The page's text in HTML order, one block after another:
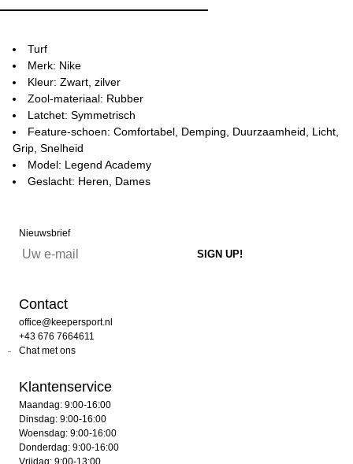
Turf
Merk: Nike
Kleur: Zwart, zilver
Zool-materiaal: Rubber
Latchet: Symmetrisch
Feature-schoen: Comfortabel, Demping, Duurzaamheid, Licht,
Grip, Snelheid
Model: Legend Academy
Geslacht: Heren, Dames
Nieuwsbrief
Contact
office@keepersport.nl
+43 676 7664611
Chat met ons
Klantenservice
Maandag: 9:00-16:00
Dinsdag: 9:00-16:00
Woensdag: 9:00-16:00
Donderdag: 9:00-16:00
Vrijdag: 9:00-13:00